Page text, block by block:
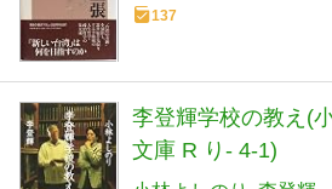
137
李登輝学校の教え(
文庫 R り- 4-1)